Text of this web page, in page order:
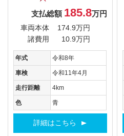
支払総額 185.8万円
車両本体
174.9万円
諸費用
10.9万円
年式 令和8年
車検 令和11年4月
走行距離 4km
色 青
詳細はこちら